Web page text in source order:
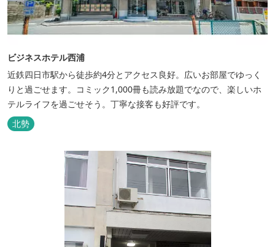
ビジネスホテル西浦
近鉄四日市駅から徒歩約4分とアクセス良好。広いお部屋でゆっく
りと過ごせます。コミック1,000冊も読み放題でなので、楽しいホ
テルライフを過ごせそう。丁寧な接客も好評です。
北勢